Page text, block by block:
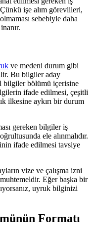
işe alım görevlileri,
sebebiyle daha
ve medeni durum gibi
Bu bilgiler aday
bilgiler bölümü içerisine
ifade edilmesi, çeşitli
ilkesine aykırı bir durum
gereken bilgiler iş
ele alınmalıdır.
ifade edilmesi tavsiye
vize ve çalışma izni
Eğer başka bir
uyruk bilginizi
Formatı